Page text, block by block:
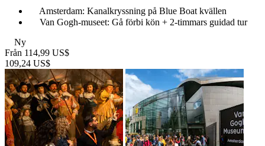
Amsterdam: Kanalkryssning på Blue Boat kvällen
Van Gogh-museet: Gå förbi kön + 2-timmars guidad tur
Ny
Från 114,99 US$
109,24 US$